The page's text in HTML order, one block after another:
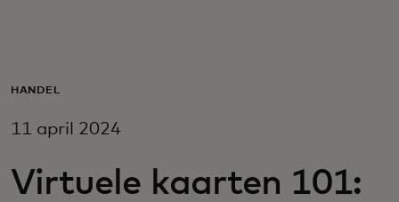
Voor bedrijven
HANDEL
11 april 2024
Virtuele kaarten 101: